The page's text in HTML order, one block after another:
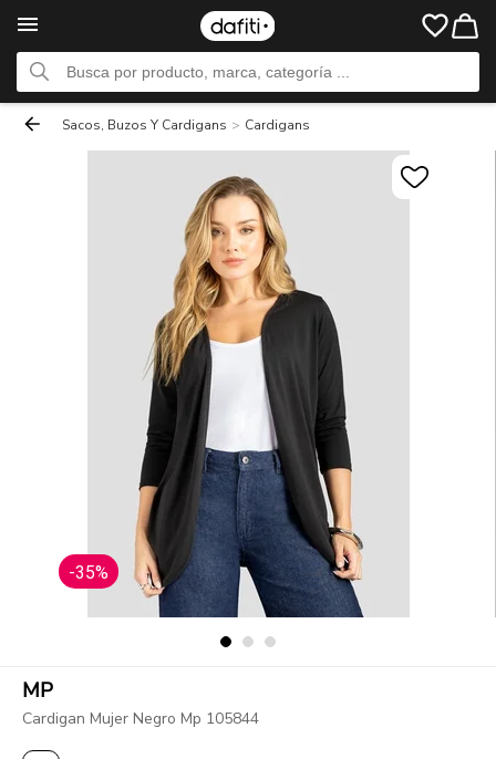
Sacos, Buzos Y Cardigans > Cardigans
-35%
MP
Cardigan Mujer Negro Mp 105844